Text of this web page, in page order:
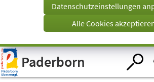
Visuelle
Assistenzsoftware
öffnen.
Tab)
Datenschutzeinstellungen
Alle Cookies
Paderborn